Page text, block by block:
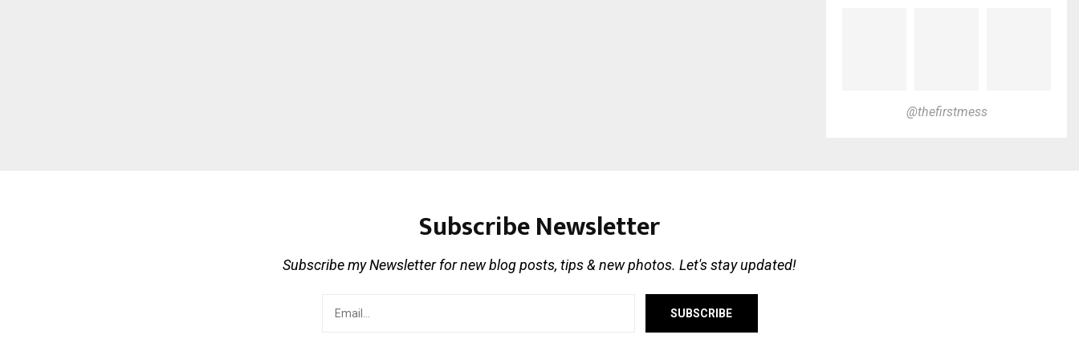
@thefirstmess
Subscribe Newsletter
Subscribe my Newsletter for new blog posts, tips & new photos. Let's stay updated!